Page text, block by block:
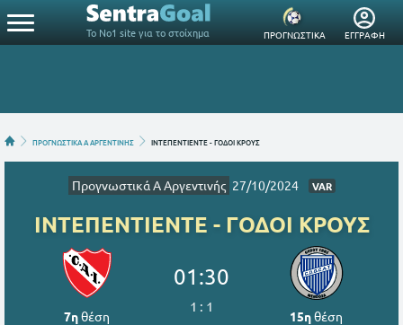
Το Νο1 site για το στοίχημα ΠΡΟΓΝΩΣΤΙΚΑ ΕΓΓΡΑΦΗ
ΠΡΟΓΝΩΣΤΙΚΑ A ΑΡΓΕΝΤΙΝΗΣ ΙΝΤΕΠΕΝΤΙΕΝΤΕ - ΓΟΔΟΙ ΚΡΟΥΣ
Προγνωστικά A Αργεντινής 27/10/2024 VAR
ΙΝΤΕΠΕΝΤΙΕΝΤΕ - ΓΟΔΟΙ ΚΡΟΥΣ
7ηθέση
01:30
1 : 1
15ηθέση